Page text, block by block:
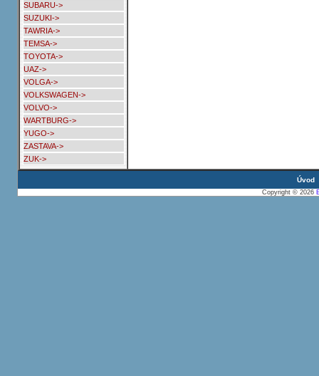
SUBARU->
SUZUKI->
TAWRIA->
TEMSA->
TOYOTA->
UAZ->
VOLGA->
VOLKSWAGEN->
VOLVO->
WARTBURG->
YUGO->
ZASTAVA->
ZUK->
Úvod
Copyright © 2026